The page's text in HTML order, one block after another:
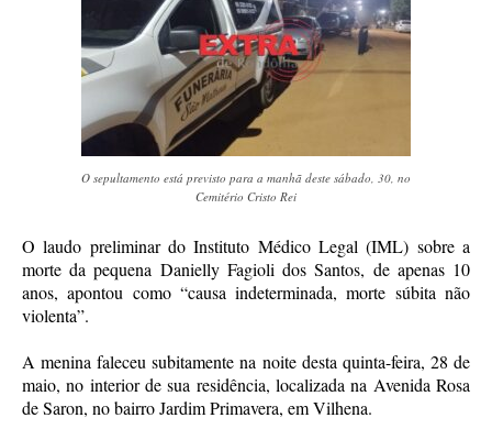
O sepultamento está previsto para a manhã deste sábado, 30, no
Cemitério Cristo Rei
O laudo preliminar do Instituto Médico Legal (IML) sobre a
morte da pequena Danielly Fagioli dos Santos, de apenas 10
anos, apontou como “causa indeterminada, morte súbita não
violenta”.
A menina faleceu subitamente na noite desta quinta-feira, 28 de
maio, no interior de sua residência, localizada na Avenida Rosa
de Saron, no bairro Jardim Primavera, em Vilhena.